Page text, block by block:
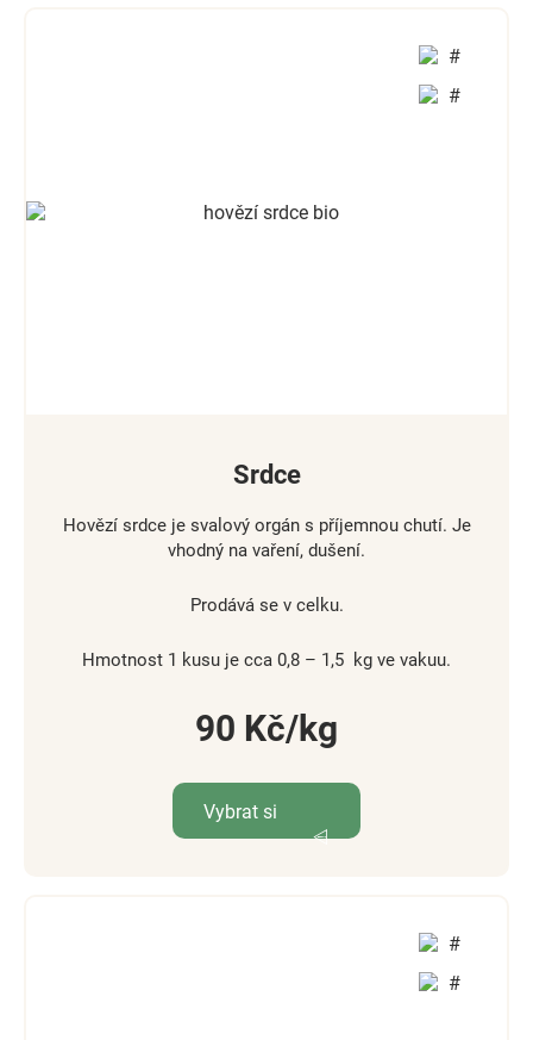
Srdce
Hovězí srdce je svalový orgán s příjemnou chutí. Je
vhodný na vaření, dušení.
Prodává se v celku.
Hmotnost 1 kusu je cca 0,8 – 1,5 kg ve vakuu.
90 Kč
Vybrat si